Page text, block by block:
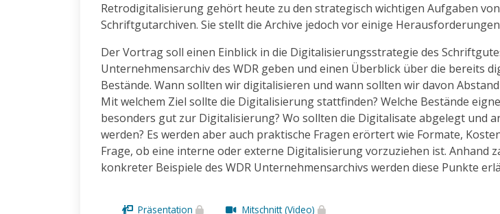
Retrodigitalisierung gehört heute zu den strategisch wichtigen Aufgaben von
Schriftgutarchiven. Sie stellt die Archive jedoch vor einige
Der Vortrag soll einen Einblick in die Digitalisierungsstrategie des
Unternehmensarchiv des WDR geben und einen Überblick über die bereits
Bestände. Wann sollten wir digitalisieren und wann sollten wir davon
Mit welchem Ziel sollte die Digitalisierung stattfinden? Welche Bestände
besonders gut zur Digitalisierung? Wo sollten die Digitalisate abgelegt und
werden? Es werden aber auch praktische Fragen erörtert wie Formate,
Frage, ob eine interne oder externe Digitalisierung vorzuziehen ist. Anhand
konkreter Beispiele des WDR Unternehmensarchivs werden diese Punkte
Präsentation Mitschnitt (Video)